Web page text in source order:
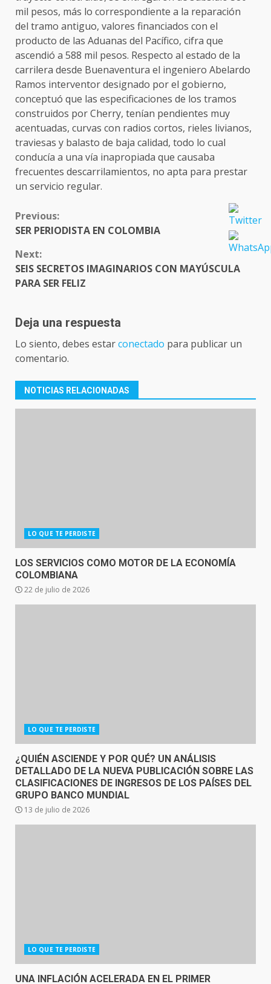
mil pesos, más lo correspondiente a la reparación
del tramo antiguo, valores financiados con el
producto de las Aduanas del Pacífico, cifra que
ascendió a 588 mil pesos. Respecto al estado de la
carrilera desde Buenaventura el ingeniero Abelardo
Ramos interventor designado por el gobierno,
conceptuó que las especificaciones de los tramos
construidos por Cherry, tenían pendientes muy
acentuadas, curvas con radios cortos, rieles livianos,
traviesas y balasto de baja calidad, todo lo cual
conducía a una vía inapropiada que causaba
frecuentes descarrilamientos, no apta para prestar
un servicio regular.
CONTINUE
READING
Previous:
SER PERIODISTA EN COLOMBIA
Next:
SEIS SECRETOS IMAGINARIOS CON MAYÚSCULA
PARA SER FELIZ
Deja una respuesta
Lo siento, debes estarconectado para publicar un
comentario.
NOTICIAS RELACIONADAS
LO QUE TE PERDISTE
LOS SERVICIOS COMO MOTOR DE LA ECONOMÍA
COLOMBIANA
22 de julio de 2026
LO QUE TE PERDISTE
¿QUIÉN ASCIENDE Y POR QUÉ? UN ANÁLISIS
DETALLADO DE LA NUEVA PUBLICACIÓN SOBRE LAS
CLASIFICACIONES DE INGRESOS DE LOS PAÍSES DEL
GRUPO BANCO MUNDIAL
13 de julio de 2026
LO QUE TE PERDISTE
UNA INFLACIÓN ACELERADA EN EL PRIMER